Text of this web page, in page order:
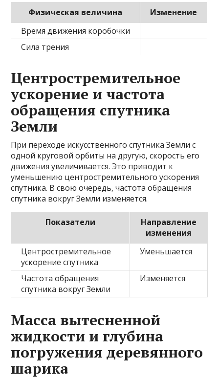
Физическая величина
Изменение
Время движения коробочки
Сила трения
Центростремительное
ускорение и частота
обращения спутника
Земли
При переходе искусственного спутника Земли с
одной круговой орбиты на другую, скорость его
движения увеличивается. Это приводит к
уменьшению центростремительного ускорения
спутника. В свою очередь, частота обращения
спутника вокруг Земли изменяется.
Показатели
Направление
изменения
Центростремительное
ускорение спутника
Уменьшается
Частота обращения
спутника вокруг Земли
Изменяется
Масса вытесненной
жидкости и глубина
погружения деревянного
шарика